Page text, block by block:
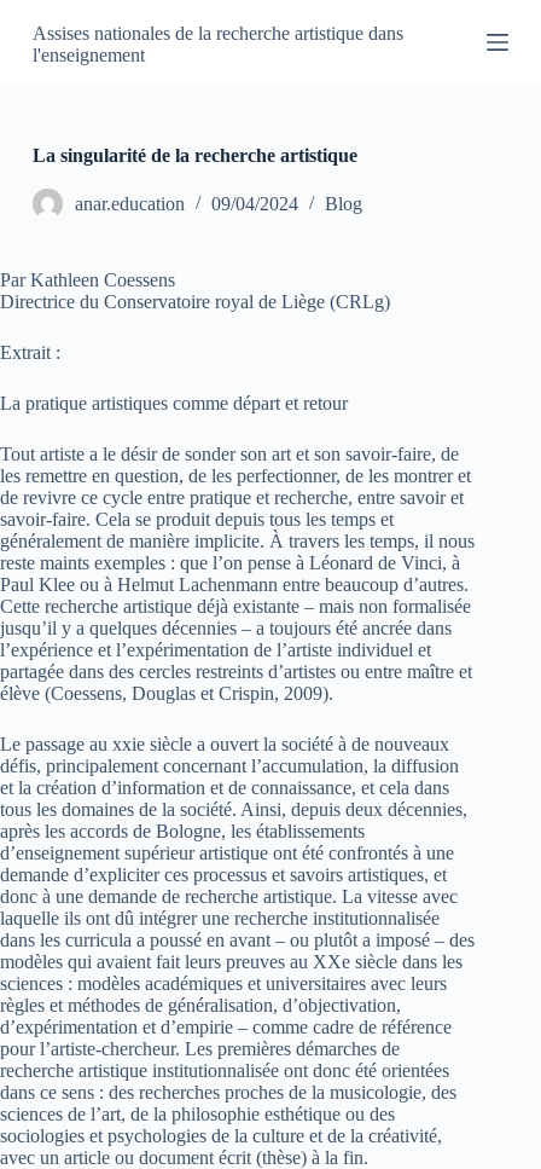
e
n
Assises nationales de la recherche artistique dans
l'enseignement
La singularité de la recherche artistique
anar.education 09/04/2024 Blog
Par Kathleen Coessens
Directrice du Conservatoire royal de Liège (CRLg)
Extrait :
La pratique artistiques comme départ et retour
Tout artiste a le désir de sonder son art et son savoir-faire, de
les remettre en question, de les perfectionner, de les montrer et
de revivre ce cycle entre pratique et recherche, entre savoir et
savoir-faire. Cela se produit depuis tous les temps et
généralement de manière implicite. À travers les temps, il nous
reste maints exemples : que l’on pense à Léonard de Vinci, à
Paul Klee ou à Helmut Lachenmann entre beaucoup d’autres.
Cette recherche artistique déjà existante – mais non formalisée
jusqu’il y a quelques décennies – a toujours été ancrée dans
l’expérience et l’expérimentation de l’artiste individuel et
partagée dans des cercles restreints d’artistes ou entre maître et
élève (Coessens, Douglas et Crispin, 2009).
Le passage au xxie siècle a ouvert la société à de nouveaux
défis, principalement concernant l’accumulation, la diffusion
et la création d’information et de connaissance, et cela dans
tous les domaines de la société. Ainsi, depuis deux décennies,
après les accords de Bologne, les établissements
d’enseignement supérieur artistique ont été confrontés à une
demande d’expliciter ces processus et savoirs artistiques, et
donc à une demande de recherche artistique. La vitesse avec
laquelle ils ont dû intégrer une recherche institutionnalisée
dans les curricula a poussé en avant – ou plutôt a imposé – des
modèles qui avaient fait leurs preuves au XXe siècle dans les
sciences : modèles académiques et universitaires avec leurs
règles et méthodes de généralisation, d’objectivation,
d’expérimentation et d’empirie – comme cadre de référence
pour l’artiste-chercheur. Les premières démarches de
recherche artistique institutionnalisée ont donc été orientées
dans ce sens : des recherches proches de la musicologie, des
sciences de l’art, de la philosophie esthétique ou des
sociologies et psychologies de la culture et de la créativité,
avec un article ou document écrit (thèse) à la fin.